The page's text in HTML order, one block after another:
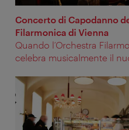
Concerto di Capodanno
Filarmonica di Vienna
Quando l’Orchestra
celebra musicalmente il